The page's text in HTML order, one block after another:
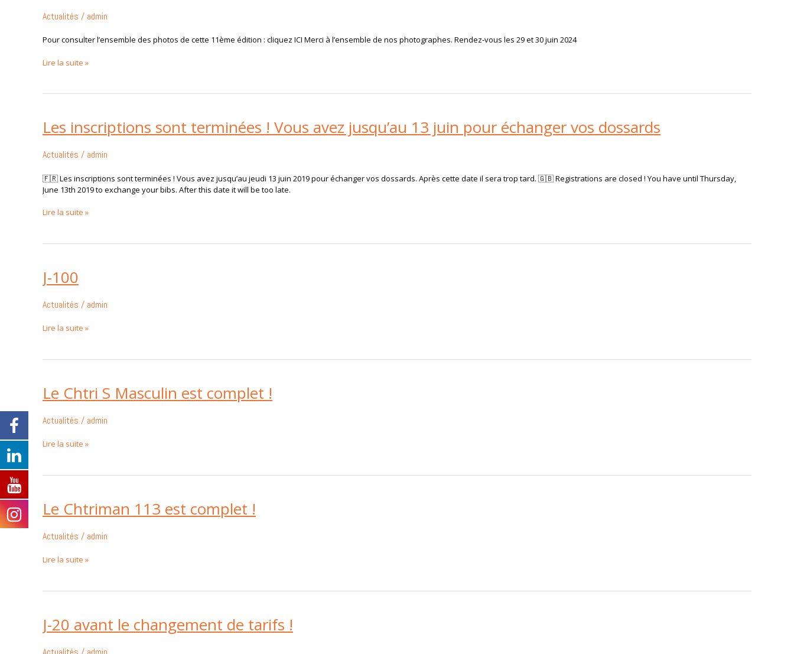
Actualités / admin
Pour consulter l’ensemble des photos de cette 11ème édition : cliquez ICI Merci à l’ensemble de nos photographes. Rendez-vous les 29 et 30 juin 2024
Lire la suite »
Les inscriptions sont terminées ! Vous avez jusqu’au 13 juin pour échanger vos dossards
Actualités / admin
🇫🇷 Les inscriptions sont terminées ! Vous avez jusqu’au jeudi 13 juin 2019 pour échanger vos dossards. Après cette date il sera trop tard. 🇬🇧 Registrations are closed ! You have until Thursday,
June 13th 2019 to exchange your bibs. After this date it will be too late.
Les
inscriptions
terminées
Vous
avez
13
échanger
Lire la suite »
J-100
Actualités / admin
J-
100
Lire la suite »
Le Chtri S Masculin est complet !
Actualités / admin
Le
Chtri
Masculin
complet
Lire la suite »
Le Chtriman 113 est complet !
Actualités / admin
Le
Chtriman
est
!Lire la suite »
J-20 avant le changement de tarifs !
J-
20